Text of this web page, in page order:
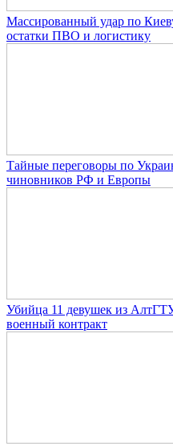
Массированный удар по
остатки ПВО и логистику
Тайные переговоры по
чиновников РФ и Европы
Убийца 11 девушек из
военный контракт